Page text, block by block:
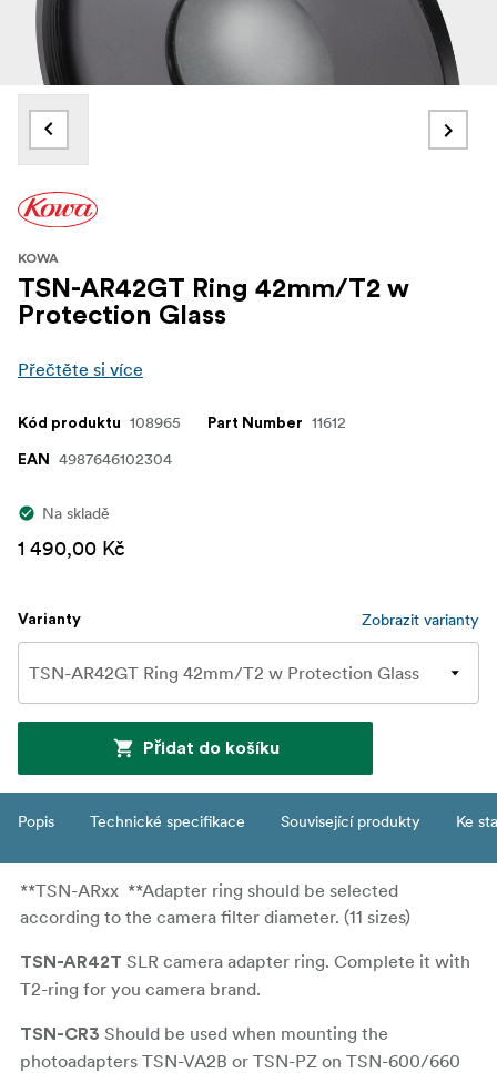
KOWA
TSN-AR42GT Ring 42mm/T2 w
Protection Glass
Přečtěte si více
Kód produktu 108965 Part Number 11612
EAN 4987646102304
Na skladě
1 490,00 Kč
Varianty Zobrazit varianty
Přidat do košíku
Popis Technické specifikace Související produkty Ke
**TSN-ARxx **Adapter ring should be selected
according to the camera filter diameter. (11 sizes)
TSN-AR42T SLR camera adapter ring. Complete it with
T2-ring for you camera brand.
TSN-CR3 Should be used when mounting the
photoadapters TSN-VA2B or TSN-PZ on TSN-600/660